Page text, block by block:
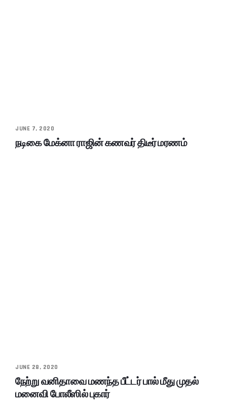
JUNE 7, 2020
நடிகை மேக்னா ராஜின் கணவர் திடீர் மரணம்
JUNE 28, 2020
நேற்று வனிதாவை மணந்த பீட்டர் பால் மீது முதல்
மனைவி போலீஸில் புகார்